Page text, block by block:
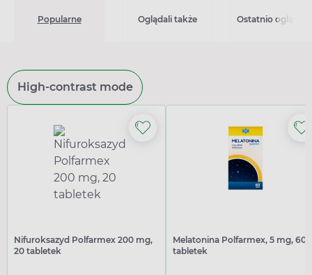
Popularne Oglądali także Ostatnio
High-contrast mode
Nifuroksazyd Polfarmex 200 mg,
20 tabletek
Melatonina Polfarmex, 5 mg, 60
tabletek